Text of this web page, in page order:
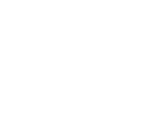
набуває бронзового кольору;
роботі в саду: підживлення,